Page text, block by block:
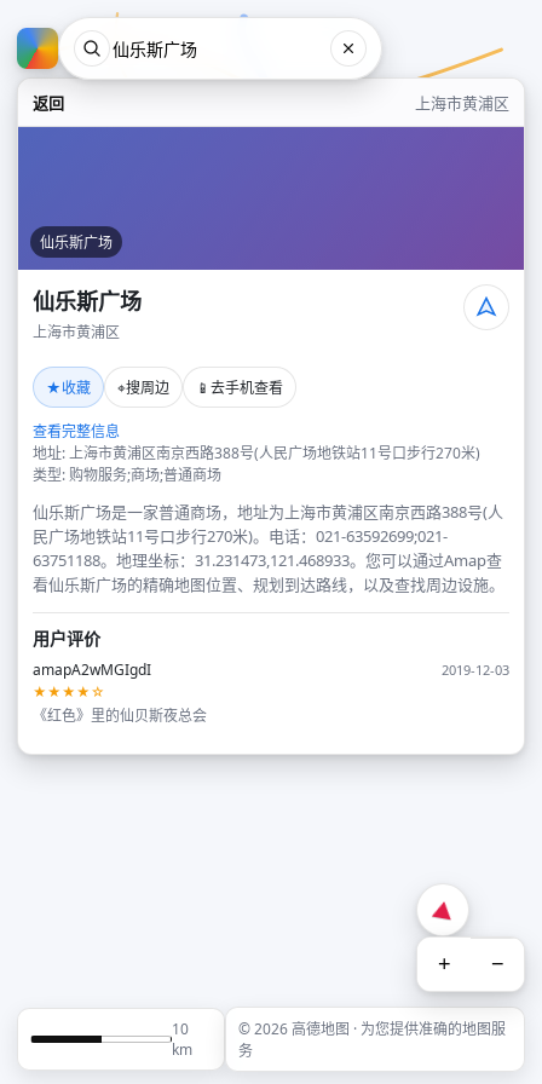
返回 上海市黄浦区
仙乐斯广场
仙乐斯广场
上海市黄浦区
★收藏 ⌖搜周边 📱 去手机查看
查看完整信息
地址: 上海市黄浦区南京西路388号(人民广场地铁站11号口步行270米)
类型: 购物服务;商场;普通商场
仙乐斯广场是一家普通商场，地址为上海市黄浦区南京西路388号(人
民广场地铁站11号口步行270米)。电话：021-63592699;021-
63751188。地理坐标：31.231473,121.468933。您可以通过Amap查
看仙乐斯广场的精确地图位置、规划到达路线，以及查找周边设施。
用户评价
amapA2wMGIgdI
2019-12-03
★★★★☆
《红色》里的仙贝斯夜总会
+ −
10
km
© 2026 高德地图 · 为您提供准确的地图服
务